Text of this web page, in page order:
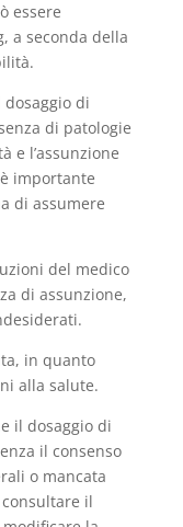
essere
a seconda della
di
di patologie
e l’assunzione
importante
di assumere
del medico
di assunzione,
in quanto
alla salute.
il dosaggio di
il consenso
o mancata
il